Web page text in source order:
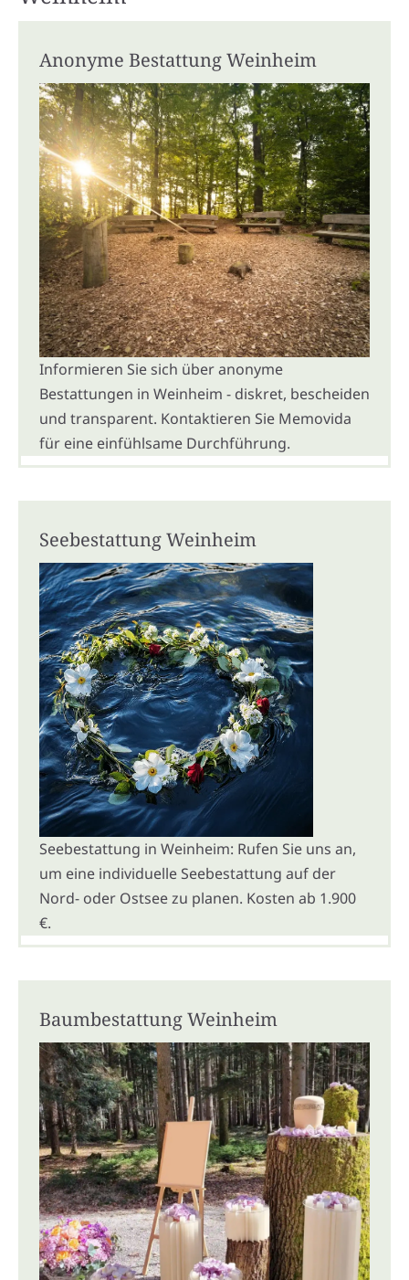
Anonyme Bestattung Weinheim
Informieren Sie sich über anonyme
Bestattungen in Weinheim - diskret, bescheiden
und transparent. Kontaktieren Sie Memovida
für eine einfühlsame Durchführung.
Seebestattung Weinheim
Seebestattung in Weinheim: Rufen Sie uns an,
um eine individuelle Seebestattung auf der
Nord- oder Ostsee zu planen. Kosten ab 1.900
€.
Baumbestattung Weinheim